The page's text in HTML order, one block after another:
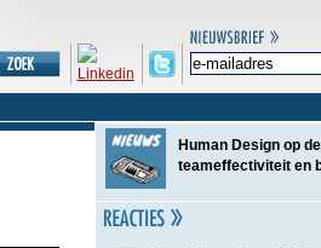
Human Design op
teameffectiviteit en